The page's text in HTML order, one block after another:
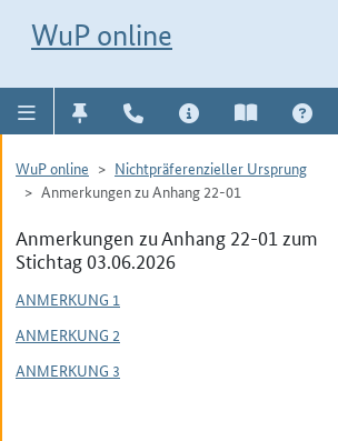
WuP online
WuP online
Nichtpräferenzieller Ursprung
Anmerkungen zu Anhang 22-01
Anmerkungen zu Anhang 22-01 zum
Stichtag 03.06.2026
ANMERKUNG 1
ANMERKUNG 2
ANMERKUNG 3